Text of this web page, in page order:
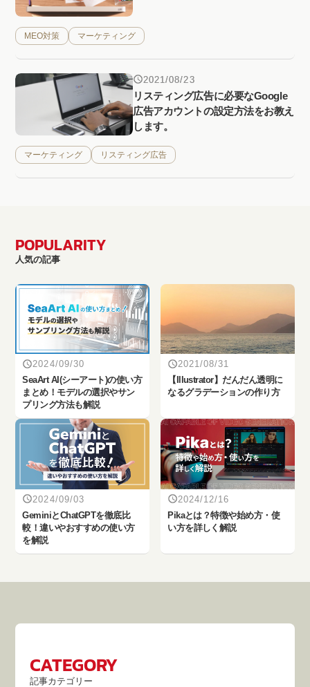
MEO対策 マーケティング
2021/08/23
リスティング広告に必要なGoogle
広告アカウントの設定方法をお教え
します。
マーケティング リスティング広告
POPULARITY
人気の記事
2024/09/30
SeaArt AI(シーアート)の使い方
まとめ！モデルの選択やサン
プリング方法も解説
2021/08/31
【Illustrator】だんだん透明に
なるグラデーションの作り方
2024/09/03
‎GeminiとChatGPTを徹底比
較！違いやおすすめの使い方
を解説
2024/12/16
Pikaとは？特徴や始め方・使
い方を詳しく解説
CATEGORY
記事カテゴリー